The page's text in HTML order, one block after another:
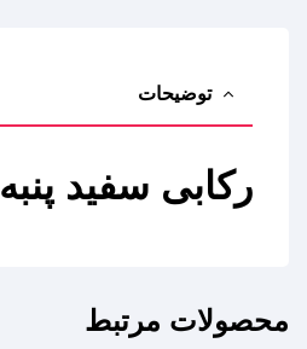
توضیحات
رکابی سفید پنبه ۴۰ سوپر
محصولات مرتبط